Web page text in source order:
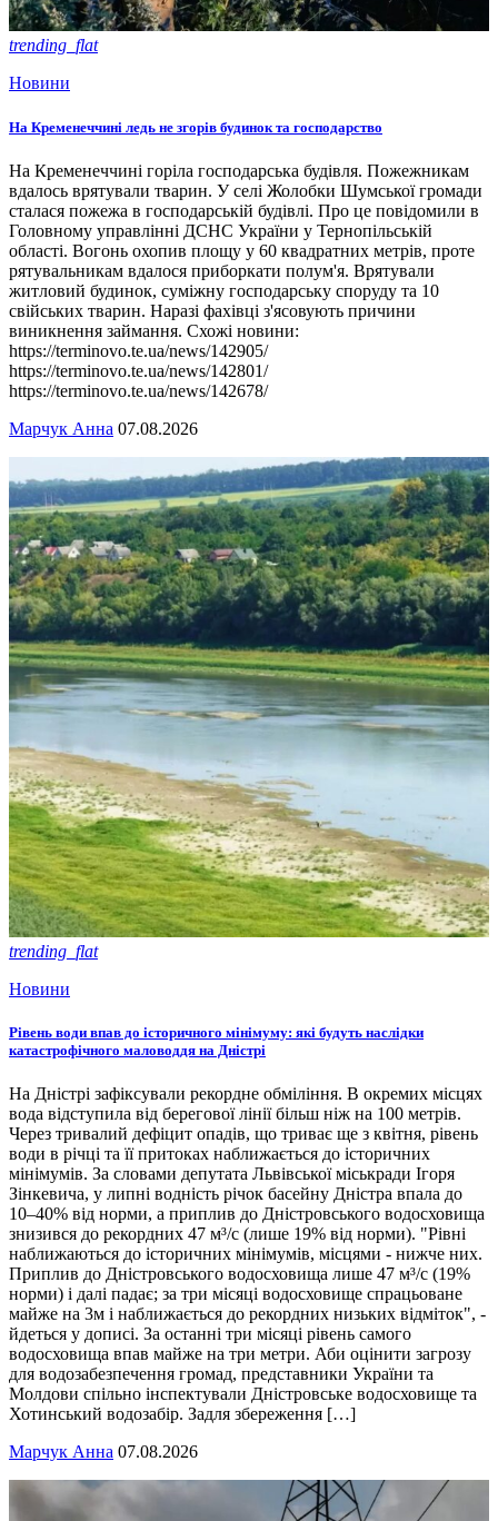
trending_flat
Новини
На Кременеччині ледь не згорів будинок та господарство
На Кременеччині горіла господарська будівля. Пожежникам
вдалось врятували тварин. У селі Жолобки Шумської громади
сталася пожежа в господарській будівлі. Про це повідомили в
Головному управлінні ДСНС України у Тернопільській
області. Вогонь охопив площу у 60 квадратних метрів, проте
рятувальникам вдалося приборкати полум'я. Врятували
житловий будинок, суміжну господарську споруду та 10
свійських тварин. Наразі фахівці з'ясовують причини
виникнення займання. Схожі новини:
https://terminovo.te.ua/news/142905/
https://terminovo.te.ua/news/142801/
https://terminovo.te.ua/news/142678/
Марчук Анна 07.08.2026
trending_flat
Новини
Рівень води впав до історичного мінімуму: які будуть наслідки
катастрофічного маловоддя на Дністрі
На Дністрі зафіксували рекордне обміління. В окремих місцях
вода відступила від берегової лінії більш ніж на 100 метрів.
Через тривалий дефіцит опадів, що триває ще з квітня, рівень
води в річці та її притоках наближається до історичних
мінімумів. За словами депутата Львівської міськради Ігоря
Зінкевича, у липні водність річок басейну Дністра впала до
10–40% від норми, а приплив до Дністровського водосховища
знизився до рекордних 47 м³/с (лише 19% від норми). "Рівні
наближаються до історичних мінімумів, місцями - нижче них.
Приплив до Дністровського водосховища лише 47 м³/с (19%
норми) і далі падає; за три місяці водосховище спрацьоване
майже на 3м і наближається до рекордних низьких відміток", -
йдеться у дописі. За останні три місяці рівень самого
водосховища впав майже на три метри. Аби оцінити загрозу
для водозабезпечення громад, представники України та
Молдови спільно інспектували Дністровське водосховище та
Хотинський водозабір. Задля збереження […]
Марчук Анна 07.08.2026